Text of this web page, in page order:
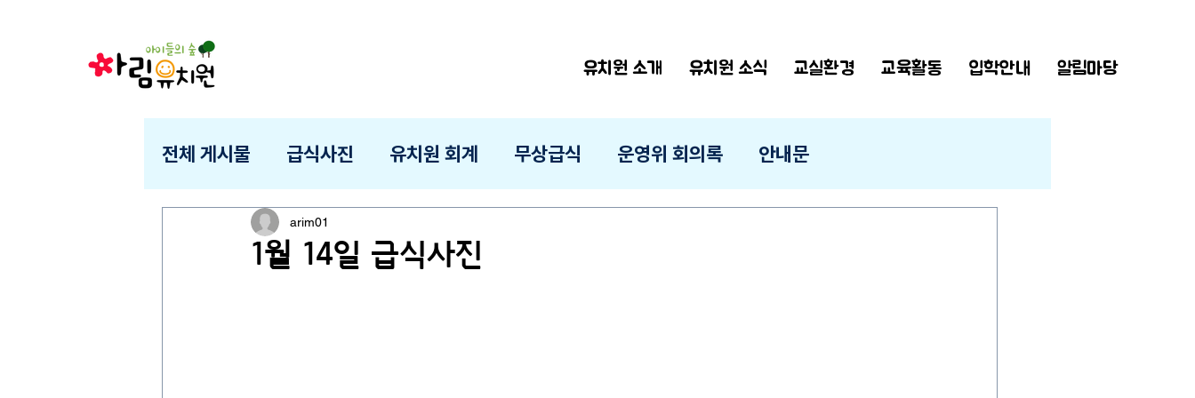
유치원 소개 유치원 소식 교실환경 교육활동 입학안내 알림마당
전체 게시물 급식사진 유치원 회계 무상급식 운영위 회의록 안내문
1월 14일 급식사진
arim01